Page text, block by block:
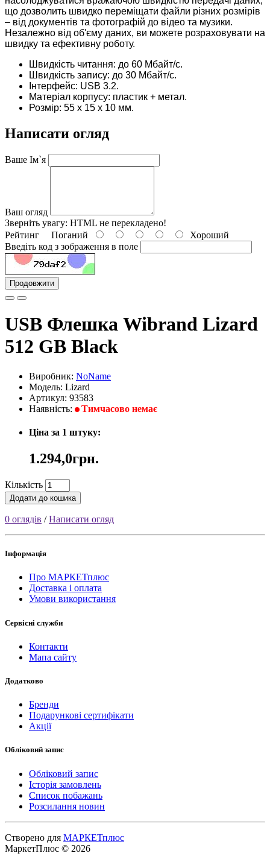
що дозволить швидко переміщати файли різних розмірів
– від документів та фотографій до відео та музики.
Незалежно від об'єму даних, ви можете розраховувати на
швидку та ефективну роботу.
Швидкість читання: до 60 Мбайт/с.
Швидкість запису: до 30 Мбайт/с.
Інтерфейс: USB 3.2.
Матеріал корпусу: пластик + метал.
Розмір: 55 x 15 x 10 мм.
Написати огляд
Ваше Ім`я
Ваш огляд
Зверніть увагу: HTML не перекладено!
Рейтинг Поганий
Хороший
Введіть код з зображення в поле
Продовжити
USB Флешка Wibrand Lizard
512 GB Black
Виробник: NoName
Модель: Lizard
Артикул: 93583
Наявність:
Тимчасово немає
Ціна за 1 штуку:
1.294,0грн.
Кількість
Додати до кошика
0 оглядів /Написати огляд
Інформація
Про МАРКЕТплюс
Доставка і оплата
Умови використання
Сервісні служби
Контакти
Мапа сайту
Додатково
Бренди
Подарункові сертифікати
Акції
Обліковий запис
Обліковий запис
Історія замовлень
Список побажань
Розсилання новин
Створено для МАРКЕТплюс
МаркетПлюс © 2026